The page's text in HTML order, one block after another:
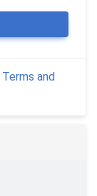
Terms and